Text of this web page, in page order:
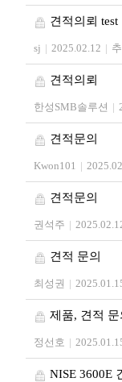
견적의뢰 test
sj | 2025.02.12 |
견적의뢰
한성SMB솔루션 |
견적문의
Kwon101 |
견적문의
권석주 |
견적 문의
최성권 |
제품, 견적 문
정선호 |
NISE 3600E